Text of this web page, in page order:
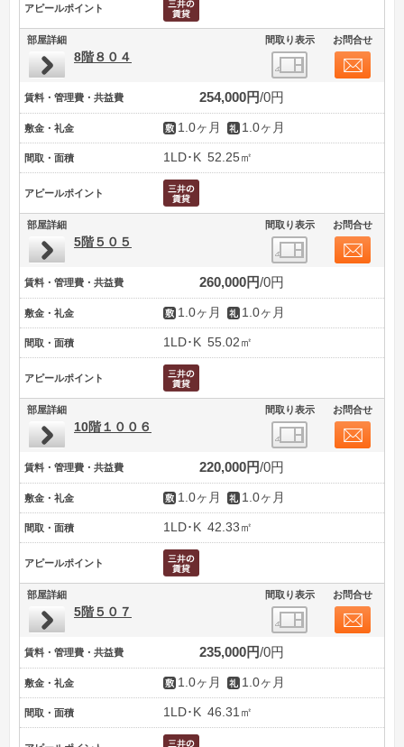
アピールポイント
部屋詳細 間取り表示 お問合せ
8階８０４
賃料・管理費・共益費 254,000円 0円
敷金・礼金 1.0ヶ月 1.0ヶ月
間取・面積 1LD･K 52.25㎡
アピールポイント
部屋詳細 間取り表示 お問合せ
5階５０５
賃料・管理費・共益費 260,000円 0円
敷金・礼金 1.0ヶ月 1.0ヶ月
間取・面積 1LD･K 55.02㎡
アピールポイント
部屋詳細 間取り表示 お問合せ
10階１００６
賃料・管理費・共益費 220,000円 0円
敷金・礼金 1.0ヶ月 1.0ヶ月
間取・面積 1LD･K 42.33㎡
アピールポイント
部屋詳細 間取り表示 お問合せ
5階５０７
賃料・管理費・共益費 235,000円 0円
敷金・礼金 1.0ヶ月 1.0ヶ月
間取・面積 1LD･K 46.31㎡